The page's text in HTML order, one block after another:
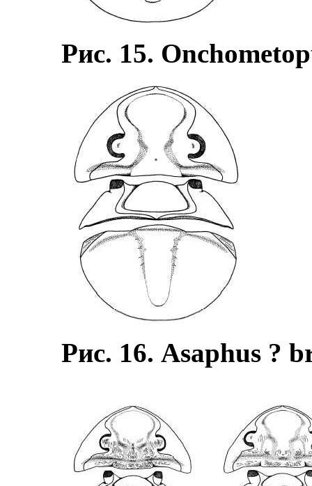
Рис. 15.
Рис. 16. Asaphus ?